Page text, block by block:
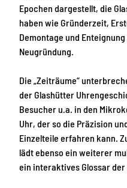
Epochen dargestellt, die
haben wie Gründerzeit,
Demontage und
Neugründung.
Die „Zeiträume“
der Glashütter
Besucher u.a. in den
Uhr, der so die Präzision
Einzelteile erfahren kann.
lädt ebenso ein weiterer
ein interaktives Glossar